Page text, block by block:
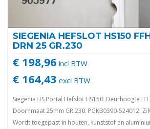
SIEGENIA HEFSLOT HS150
DRN 25 GR.230
€ 198,96 incl BTW
€ 164,43 excl BTW
Siegenia HS Portal Hefslot HS150. Deurhoogte
Doornmaat 25mm GR.230. PGKB0390-524012.
Wordt toegepast in houten, kunststof en